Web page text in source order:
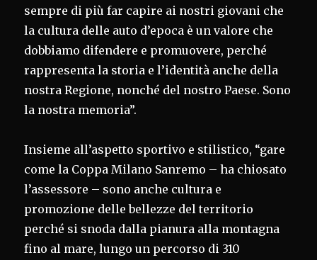
sempre di più far capire ai nostri giovani che
la cultura delle auto d’epoca è un valore che
dobbiamo difendere e promuovere, perché
rappresenta la storia e l’identità anche della
nostra Regione, nonché del nostro Paese. Sono
la nostra memoria”.
Insieme all’aspetto sportivo e stilistico, “gare
come la Coppa Milano Sanremo – ha chiosato
l’assessore – sono anche cultura e
promozione delle bellezze del territorio
perché si snoda dalla pianura alla montagna
fino al mare, lungo un percorso di 310